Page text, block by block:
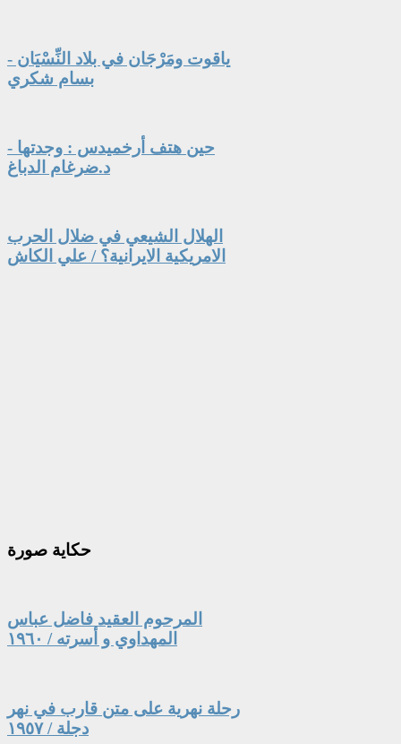
ياقوت ومَرْجَان في بلاد النِّسْيَان -
بسام شكري
حين هتف أرخميدس : وجدتها -
د.ضرغام الدباغ
الهلال الشيعي في ضلال الحرب
الامريكية الايرانية؟ / علي الكاش
حكاية صورة
المرحوم العقيد فاضل عباس
المهداوي و أسرته / ١٩٦٠
رحلة نهرية على متن قارب في نهر
دجلة / ١٩٥٧